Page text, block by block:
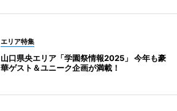
エリア特集
山口県央エリア「学園祭情報2025」 今年も豪
華ゲスト＆ユニーク企画が満載！